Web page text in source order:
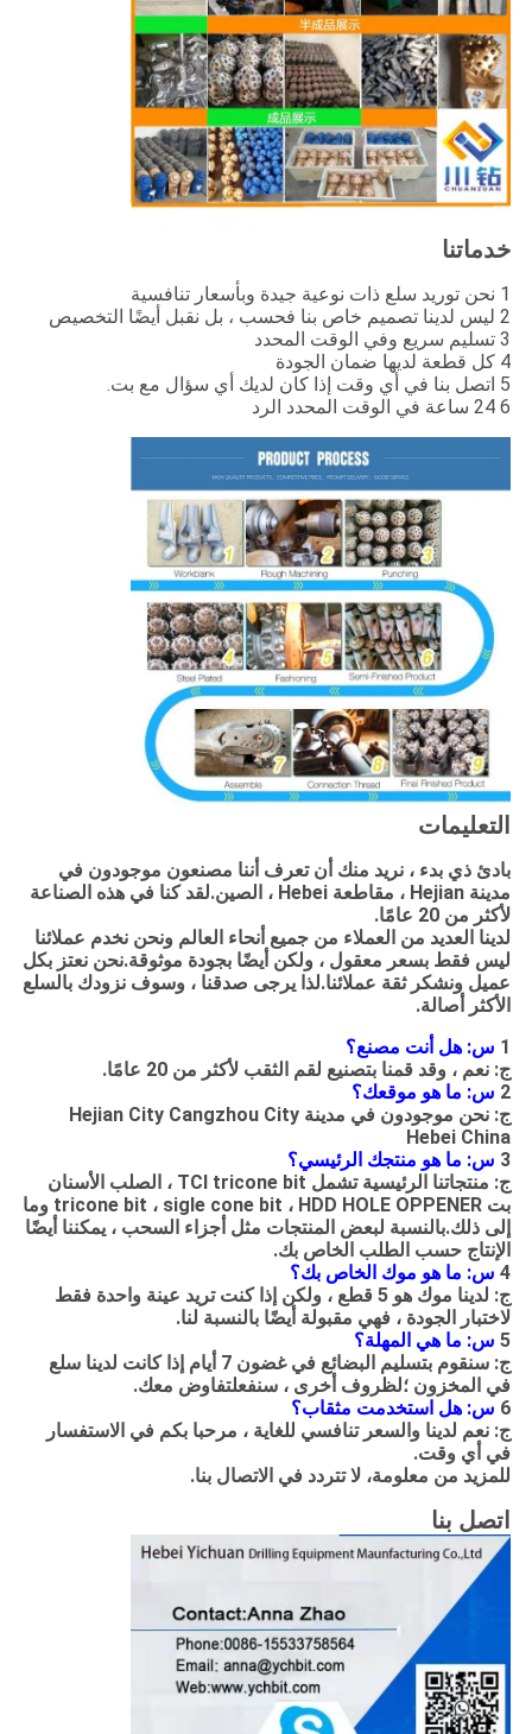
خدماتنا
1 نحن توريد سلع ذات نوعية جيدة وبأسعار تنافسية
2 ليس لدينا تصميم خاص بنا فحسب ، بل نقبل أيضًا التخصيص
3 تسليم سريع وفي الوقت المحدد
4 كل قطعة لديها ضمان الجودة
5 اتصل بنا في أي وقت إذا كان لديك أي سؤال مع بت.
6 24 ساعة في الوقت المحدد الرد
التعليمات
بادئ ذي بدء ، نريد منك أن تعرف أننا مصنعون موجودون في
مدينة Hejian ، مقاطعة Hebei ، الصين.لقد كنا في هذه الصناعة
لأكثر من 20 عامًا.
لدينا العديد من العملاء من جميع أنحاء العالم ونحن نخدم عملائنا
ليس فقط بسعر معقول ، ولكن أيضًا بجودة موثوقة.نحن نعتز بكل
عميل ونشكر ثقة عملائنا.لذا يرجى صدقنا ، وسوف نزودك بالسلع
الأكثر أصالة.
1 س: هل أنت مصنع؟
ج: نعم ، وقد قمنا بتصنيع لقم الثقب لأكثر من 20 عامًا.
2 س: ما هو موقعك؟
ج: نحن موجودون في مدينة Hejian City Cangzhou City
Hebei China
3 س: ما هو منتجك الرئيسي؟
ج: منتجاتنا الرئيسية تشمل TCI tricone bit ، الصلب الأسنان
بت tricone bit ، sigle cone bit ، HDD HOLE OPPENER وما
إلى ذلك.بالنسبة لبعض المنتجات مثل أجزاء السحب ، يمكننا أيضًا
الإنتاج حسب الطلب الخاص بك.
4 س: ما هو موك الخاص بك؟
ج: لدينا موك هو 5 قطع ، ولكن إذا كنت تريد عينة واحدة فقط
لاختبار الجودة ، فهي مقبولة أيضًا بالنسبة لنا.
5 س: ما هي المهلة؟
ج: سنقوم بتسليم البضائع في غضون 7 أيام إذا كانت لدينا سلع
في المخزون ؛لظروف أخرى ، سنفعلتفاوض معك.
6 س: هل استخدمت مثقاب؟
ج: نعم لدينا والسعر تنافسي للغاية ، مرحبا بكم في الاستفسار
في أي وقت.
للمزيد من معلومة، لا تتردد في الاتصال بنا.
اتصل بنا